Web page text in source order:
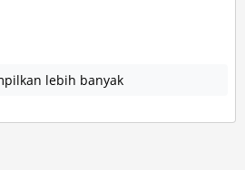
lebih banyak